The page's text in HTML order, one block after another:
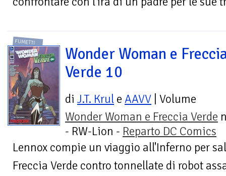
FUMETTI
Wonder Woman e
Verde 10
di J.T. Krul e AAVV | Volume
Wonder Woman e Freccia Verde
- RW-Lion - Reparto DC Comics
Lennox compie un viaggio all'Inferno per
Freccia Verde contro tonnellate di robot